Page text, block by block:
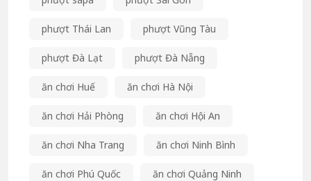
phượt Thái Lan phượt Vũng Tàu
phượt Đà Lạt phượt Đà Nẵng
ăn chơi Huế ăn chơi Hà Nội
ăn chơi Hải Phòng ăn chơi Hội An
ăn chơi Nha Trang ăn chơi Ninh Bình
ăn chơi Phú Quốc ăn chơi Quảng Ninh